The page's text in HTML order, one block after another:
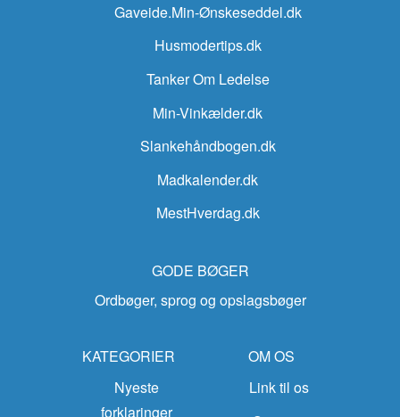
Gaveide.Min-Ønskeseddel.dk
Husmodertips.dk
Tanker Om Ledelse
Min-Vinkælder.dk
Slankehåndbogen.dk
Madkalender.dk
MestHverdag.dk
GODE BØGER
Ordbøger, sprog og opslagsbøger
KATEGORIER
Nyeste
forklaringer
OM OS
Link til os